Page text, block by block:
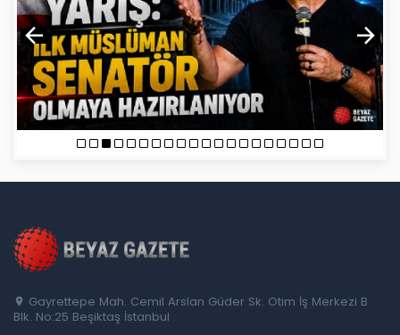
Gayrettepe Mah. Cemil Arslan Güder Sk. Otim İş Merkezi B
Blk. No:25 Beşiktaş İstanbul